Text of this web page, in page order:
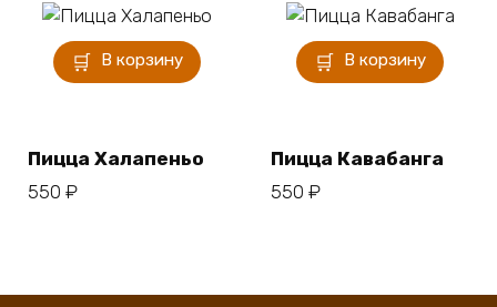
В корзину
Пицца Халапеньо
550 ₽
В корзину
Пицца Кавабанга
550 ₽